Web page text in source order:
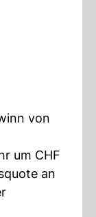
von
um CHF
an